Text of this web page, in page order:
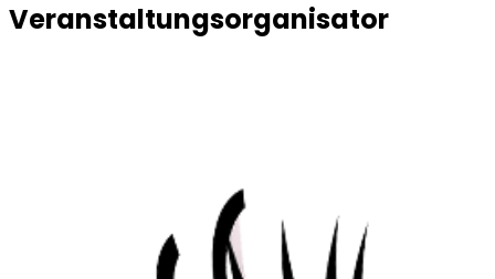
Veranstaltungsorganisator